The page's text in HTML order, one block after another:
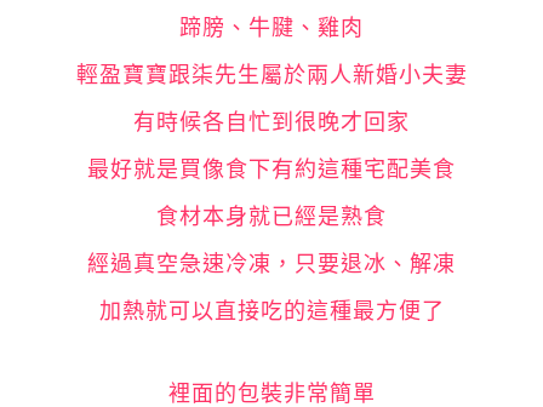
蹄膀、牛腱、雞肉
輕盈寶寶跟柒先生屬於兩人新婚小夫妻
有時候各自忙到很晚才回家
最好就是買像食下有約這種宅配美食
食材本身就已經是熟食
經過真空急速冷凍，只要退冰、解凍
加熱就可以直接吃的這種最方便了
裡面的包裝非常簡單